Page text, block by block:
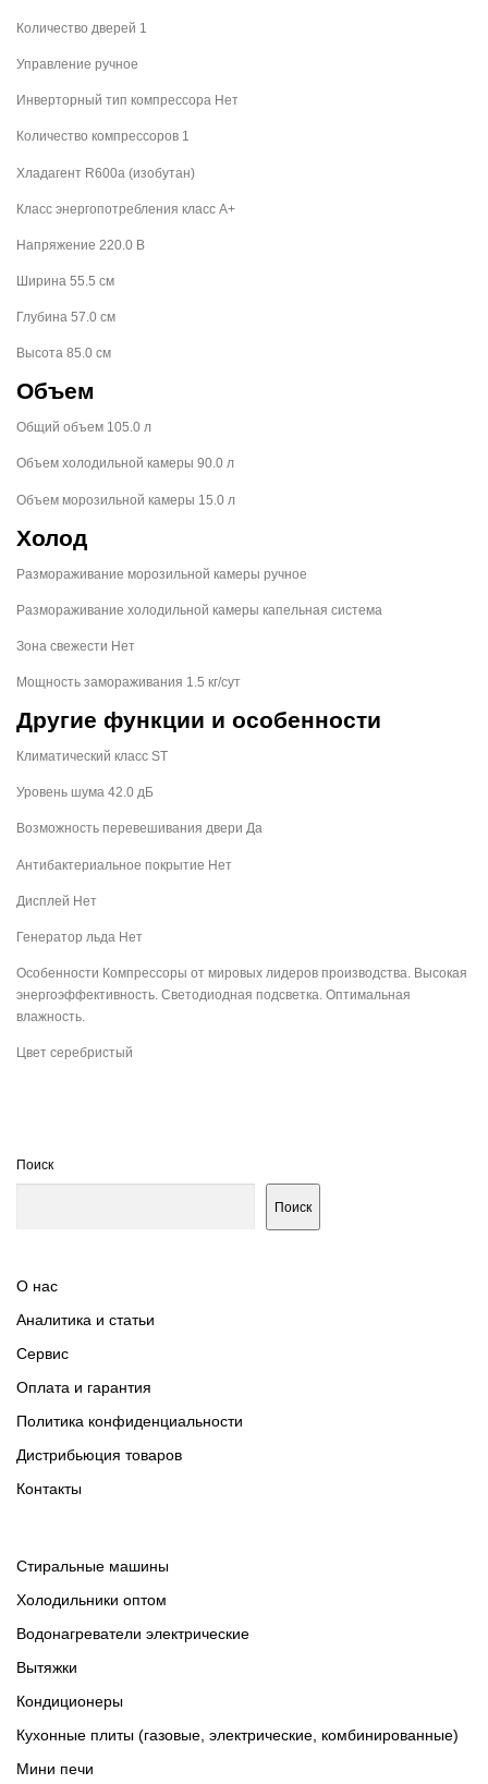
Количество дверей 1
Управление ручное
Инверторный тип компрессора Нет
Количество компрессоров 1
Хладагент R600a (изобутан)
Класс энергопотребления класс A+
Напряжение 220.0 В
Ширина 55.5 см
Глубина 57.0 см
Высота 85.0 см
Объем
Общий объем 105.0 л
Объем холодильной камеры 90.0 л
Объем морозильной камеры 15.0 л
Холод
Размораживание морозильной камеры ручное
Размораживание холодильной камеры капельная система
Зона свежести Нет
Мощность замораживания 1.5 кг/сут
Другие функции и особенности
Климатический класс ST
Уровень шума 42.0 дБ
Возможность перевешивания двери Да
Антибактериальное покрытие Нет
Дисплей Нет
Генератор льда Нет
Особенности Компрессоры от мировых лидеров производства. Высокая
энергоэффективность. Светодиодная подсветка. Оптимальная
влажность.
Цвет серебристый
Поиск
Поиск
О нас
Аналитика и статьи
Сервис
Оплата и гарантия
Политика конфиденциальности
Дистрибьюция товаров
Контакты
Cтиральные машины
Холодильники оптом
Водонагреватели электрические
Вытяжки
Кондиционеры
Кухонные плиты (газовые, электрические, комбинированные)
Мини печи